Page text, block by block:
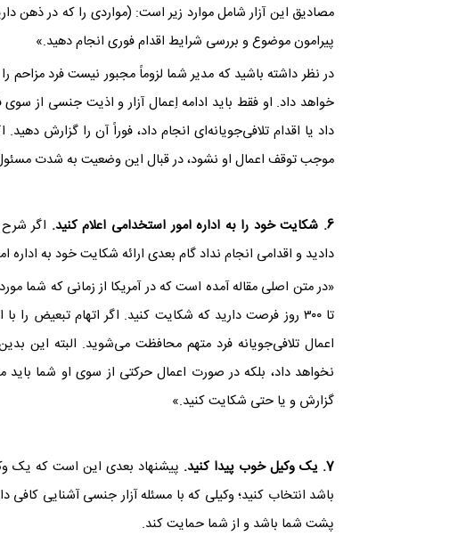
مصادیق این آزار شامل موارد زیر است: (مواردی را که در ذهن
پیرامون موضوع و بررسی شرایط اقدام فوری انجام دهید.»
در نظر داشته باشید که مدیر شما لزوماً مجبور نیست فرد مزاحم
خواهد داد. او فقط باید ادامه اِعمال آزار و اذیت جنسی از سوی
داد یا اقدام تلافی‌جویانه‌ای انجام داد، فوراً آن را گزارش
موجب توقف اعمال او نشود، در قبال این وضعیت به شدت
6. شکایت خود را به اداره امور استخدامی اعلام کنید.
اگر شرح
دادید و اقدامی انجام نداد گام بعدی ارائه شکایت خود به
تا ۳۰۰ روز فرصت دارید که شکایت کنید. اگر اتهام تبعیض را
اعمال تلافی‌جویانه فرد متهم محافظت می‌شوید. البته این
نخواهد داد، بلکه در صورت اعمال حرکتی از سوی او شما باید
گزارش و یا حتی شکایت کنید.»
7. یک وکیل خوب پیدا کنید.
پیشنهاد بعدی این است که یک
باشد انتخاب کنید؛ وکیلی که با مسئله آزار جنسی آشنایی کافی
پشت شما باشد و از شما حمایت کند.